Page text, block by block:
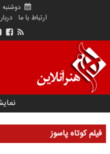
دوشنبه ۱۹ مرداد ۱۴۰۵
ارتباط با ما
فیلم کوتاه پاسوز